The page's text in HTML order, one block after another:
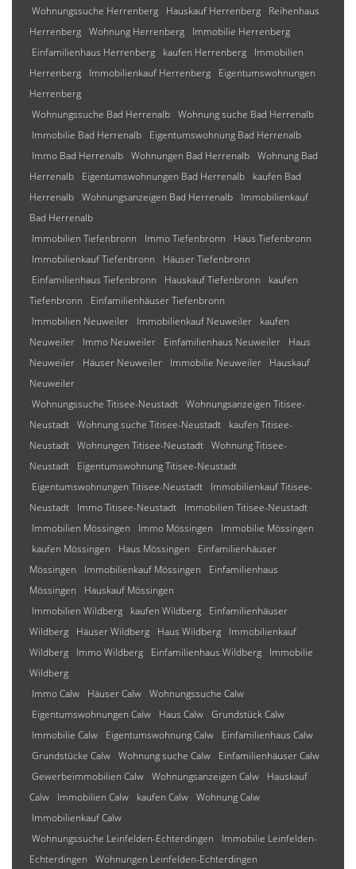
Wohnungssuche Herrenberg Hauskauf Herrenberg
Reihenhaus
Herrenberg Wohnung Herrenberg
Immobilie Herrenberg
Einfamilienhaus Herrenberg
kaufen Herrenberg
Immobilien
Herrenberg
Immobilienkauf Herrenberg
Eigentumswohnungen
Herrenberg
Wohnungssuche Bad Herrenalb Wohnung suche Bad Herrenalb
Immobilie Bad Herrenalb
Eigentumswohnung Bad Herrenalb
Immo Bad Herrenalb Wohnungen Bad Herrenalb Wohnung Bad
Herrenalb
Eigentumswohnungen Bad Herrenalb
kaufen Bad
Herrenalb Wohnungsanzeigen Bad Herrenalb
Immobilienkauf
Bad Herrenalb
Immobilien Tiefenbronn
Immo Tiefenbronn
Haus Tiefenbronn
Immobilienkauf Tiefenbronn
Häuser Tiefenbronn
Einfamilienhaus Tiefenbronn
Hauskauf Tiefenbronn
kaufen
Tiefenbronn
Einfamilienhäuser Tiefenbronn
Immobilien Neuweiler
Immobilienkauf Neuweiler
kaufen
Neuweiler
Immo Neuweiler Einfamilienhaus Neuweiler
Haus
Neuweiler
Häuser Neuweiler Immobilie Neuweiler
Hauskauf
Neuweiler
Wohnungssuche Titisee-Neustadt Wohnungsanzeigen Titisee-
Neustadt Wohnung suche Titisee-Neustadt
kaufen Titisee-
Neustadt Wohnungen Titisee-Neustadt Wohnung Titisee-
Neustadt
Eigentumswohnung Titisee-Neustadt
Eigentumswohnungen Titisee-Neustadt
Immobilienkauf Titisee-
Neustadt
Immo Titisee-Neustadt
Immobilien Titisee-Neustadt
Immobilien Mössingen
Immo Mössingen
Immobilie Mössingen
kaufen Mössingen
Haus Mössingen
Einfamilienhäuser
Mössingen
Immobilienkauf Mössingen
Einfamilienhaus
Mössingen
Hauskauf Mössingen
Immobilien Wildberg
kaufen Wildberg
Einfamilienhäuser
Wildberg
Häuser Wildberg Haus Wildberg
Immobilienkauf
Wildberg
Immo Wildberg Einfamilienhaus Wildberg
Immobilie
Wildberg
Immo Calw
Häuser Calw Wohnungssuche Calw
Eigentumswohnungen Calw
Haus Calw Grundstück Calw
Immobilie Calw
Eigentumswohnung Calw
Einfamilienhaus Calw
Grundstücke Calw Wohnung suche Calw
Einfamilienhäuser Calw
Gewerbeimmobilien Calw Wohnungsanzeigen Calw
Hauskauf
Calw
Immobilien Calw kaufen Calw Wohnung Calw
Immobilienkauf Calw
Wohnungssuche Leinfelden-Echterdingen
Immobilie Leinfelden-
Echterdingen
Wohnungen Leinfelden-Echterdingen